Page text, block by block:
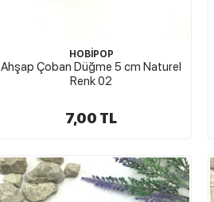
HOBİPOP
Ahşap Çoban Düğme 5 cm Naturel
Renk 02
7,00 TL